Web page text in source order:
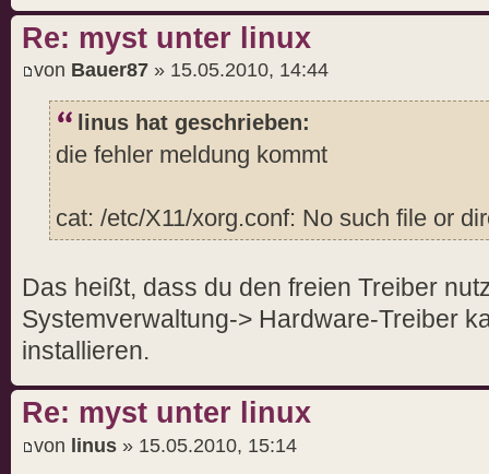
Re: myst unter linux
von Bauer87 » 15.05.2010, 14:44
linus hat geschrieben:
die fehler meldung kommt
cat: /etc/X11/xorg.conf: No such file or
Das heißt, dass du den freien Treiber
Systemverwaltung-> Hardware-Treiber
installieren.
Re: myst unter linux
von linus » 15.05.2010, 15:14